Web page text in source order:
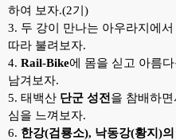
하여 보자.(2기)
3. 두 강이 만나는 아우라지에서
따라 불려보자.
4. Rail-Bike에 몸을 싣고 아름
남겨보자.
5. 태백산 단군 성전 을 참배하
심을 느껴보자.
6. 한강(검룡소), 낙동강(황지)의